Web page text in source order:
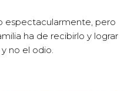
espectacularmente, pero
ha de recibirlo y lograr
no el odio.